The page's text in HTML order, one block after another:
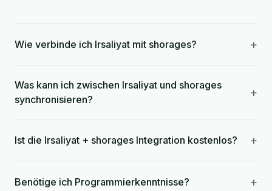
Wie verbinde ich Irsaliyat mit shorages? +
Was kann ich zwischen Irsaliyat und shorages
synchronisieren?
+
Ist die Irsaliyat + shorages Integration kostenlos? +
Benötige ich Programmierkenntnisse? +